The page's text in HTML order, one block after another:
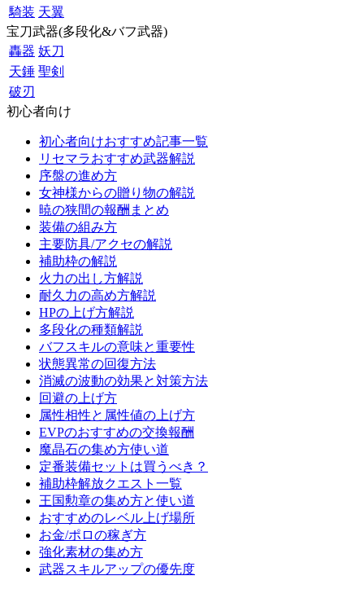
騎装 天翼
宝刀武器(多段化&バフ武器)
轟器 妖刀
天錘 聖剣
破刃
初心者向け
初心者向けおすすめ記事一覧
リセマラおすすめ武器解説
序盤の進め方
女神様からの贈り物の解説
暁の狭間の報酬まとめ
装備の組み方
主要防具/アクセの解説
補助枠の解説
火力の出し方解説
耐久力の高め方解説
HPの上げ方解説
多段化の種類解説
バフスキルの意味と重要性
状態異常の回復方法
消滅の波動の効果と対策方法
回避の上げ方
属性相性と属性値の上げ方
EVPのおすすめの交換報酬
魔晶石の集め方使い道
定番装備セットは買うべき？
補助枠解放クエスト一覧
王国勲章の集め方と使い道
おすすめのレベル上げ場所
お金/ポロの稼ぎ方
強化素材の集め方
武器スキルアップの優先度